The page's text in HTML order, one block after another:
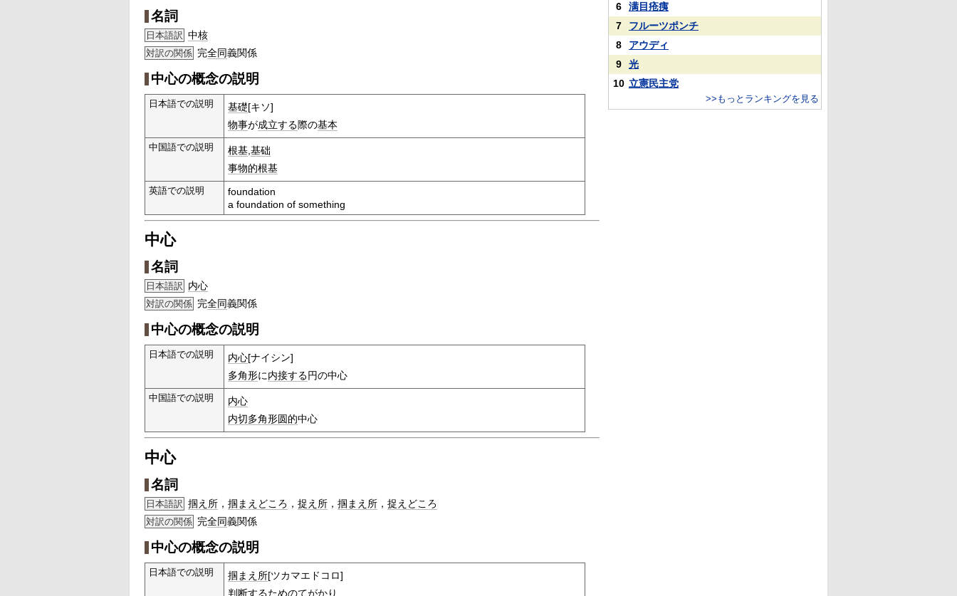
名詞
日本語訳 中核
対訳の関係 完全同義関係
中心の概念の説明
日本語での説明 基礎[キソ]
物事が成立する際の基本
中国語での説明 根基 基础
事物的根基
英語での説明
foundation
a foundation of something
中心
名詞
日本語訳 内心
対訳の関係 完全同義関係
中心の概念の説明
日本語での説明 内心[ナイシン]
多角形に内接する円の中心
中国語での説明
内心
内切多角形圆的中心
中心
名詞
日本語訳 掴え所 ， 掴まえどころ ， 捉え所 ， 掴まえ所 ， 捉えどころ
対訳の関係 完全同義関係
中心の概念の説明
日本語での説明 掴まえ所[ツカマエドコロ]
判断するためのてがかり
6
满目疮痍
7
フルーツポンチ
8
アウディ
9
光
10 立憲民主党
>>もっとランキングを見る